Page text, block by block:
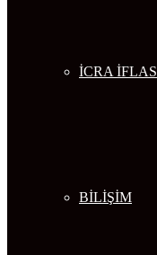
İCRA İFLAS
BİLİŞİM